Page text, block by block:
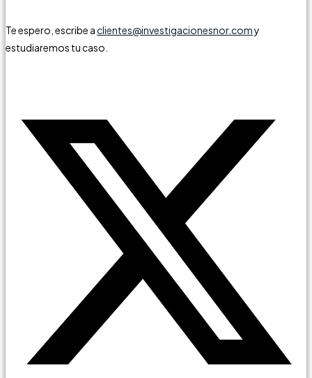
Te espero, escribe aclientes@investigacionesnor.comy
estudiaremos tu caso.